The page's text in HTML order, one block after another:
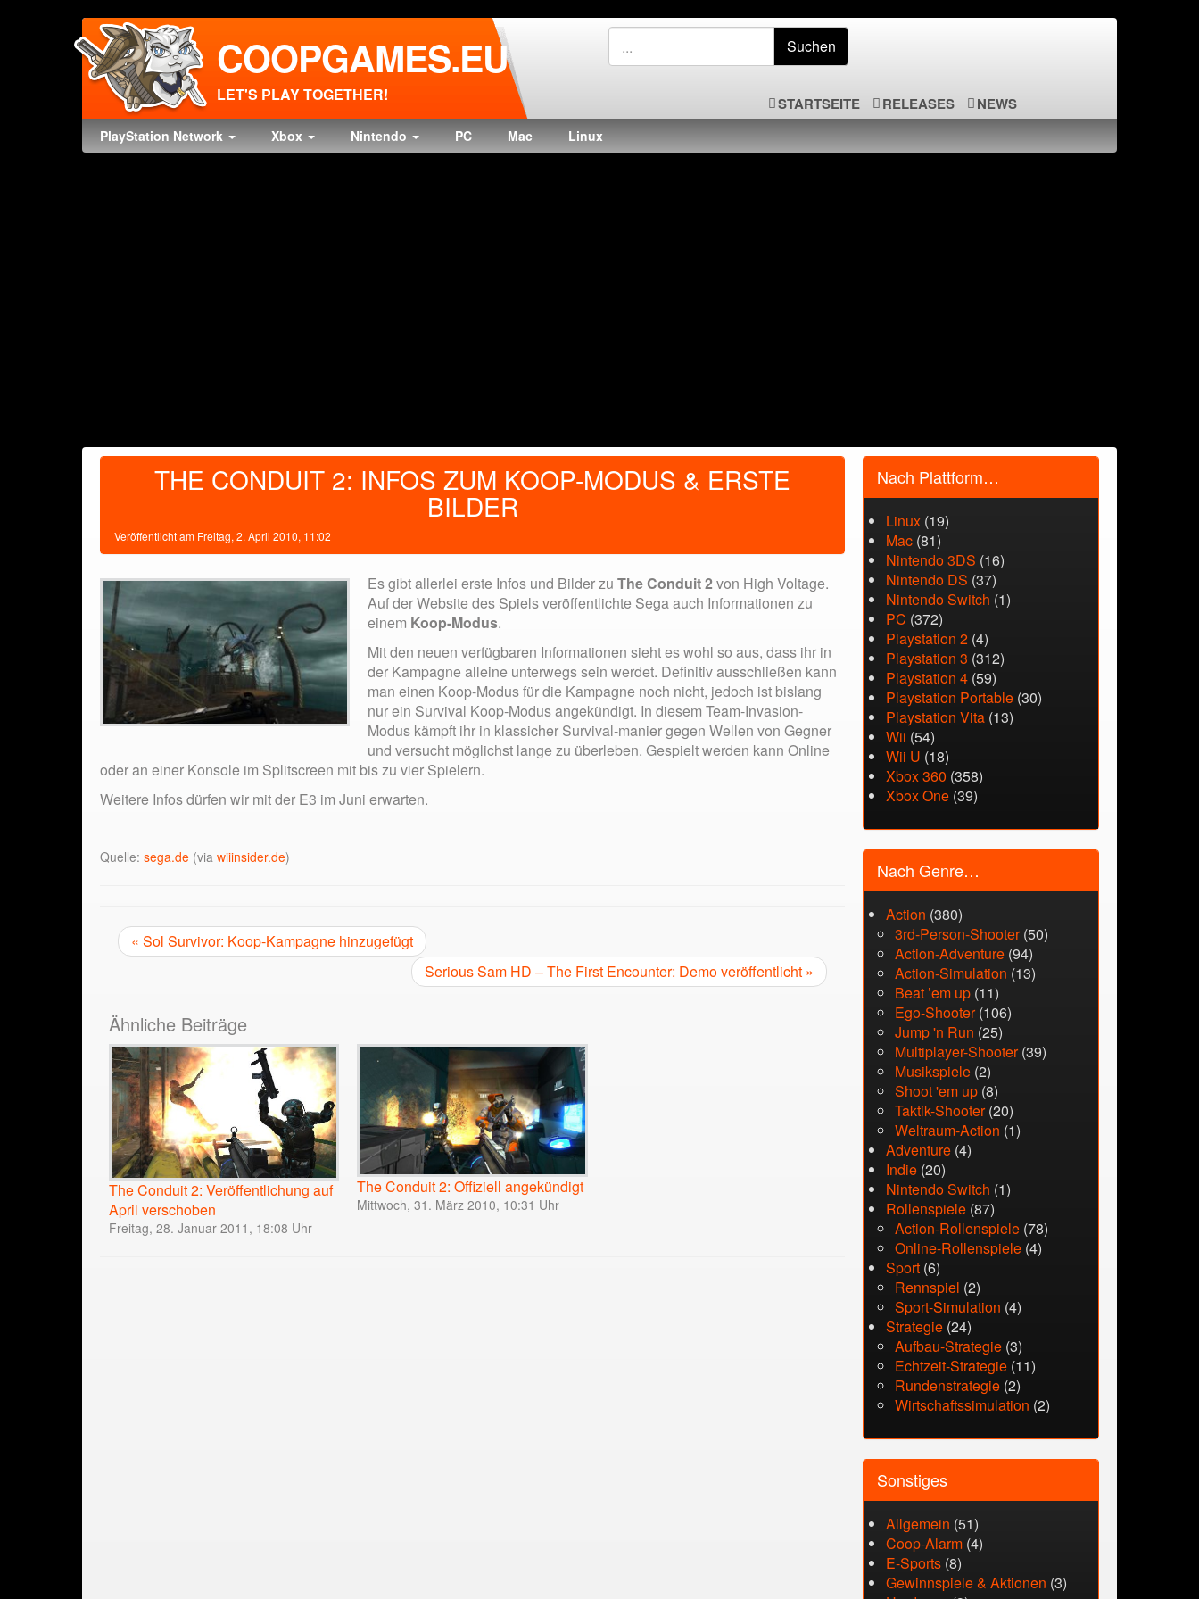
COOPGAMES.EU
LET'S PLAY TOGETHER! STARTSEITE RELEASES NEWS
PlayStation Network Xbox Nintendo PC Mac Linux
THE CONDUIT 2: INFOS ZUM KOOP-MODUS & ERSTE
BILDER
Veröffentlicht am Freitag, 2. April 2010, 11:02
Es gibt allerlei erste Infos und Bilder zu The Conduit 2 von High Voltage.
Auf der Website des Spiels veröffentlichte Sega auch Informationen zu
einem Koop-Modus.
Mit den neuen verfügbaren Informationen sieht es wohl so aus, dass ihr in
der Kampagne alleine unterwegs sein werdet. Definitiv ausschließen kann
man einen Koop-Modus für die Kampagne noch nicht, jedoch ist bislang
nur ein Survival Koop-Modus angekündigt. In diesem Team-Invasion-
Modus kämpft ihr in klassicher Survival-manier gegen Wellen von Gegner
und versucht möglichst lange zu überleben. Gespielt werden kann Online
oder an einer Konsole im Splitscreen mit bis zu vier Spielern.
Weitere Infos dürfen wir mit der E3 im Juni erwarten.
Quelle: sega.de (via wiiinsider.de)
« Sol Survivor: Koop-Kampagne hinzugefügt
Serious Sam HD – The First Encounter: Demo veröffentlicht »
Ähnliche Beiträge
The Conduit 2: Veröffentlichung auf
April verschoben
Freitag, 28. Januar 2011, 18:08 Uhr
The Conduit 2: Offiziell angekündigt
Mittwoch, 31. März 2010, 10:31 Uhr
Nach Plattform…
Linux (19)
Mac (81)
Nintendo 3DS (16)
Nintendo DS (37)
Nintendo Switch (1)
PC (372)
Playstation 2 (4)
Playstation 3 (312)
Playstation 4 (59)
Playstation Portable (30)
Playstation Vita (13)
Wii (54)
Wii U (18)
Xbox 360 (358)
Xbox One (39)
Nach Genre…
Action (380)
3rd-Person-Shooter(50)
Action-Adventure (94)
Action-Simulation (13)
Beat ’em up (11)
Ego-Shooter(106)
Jump 'n Run (25)
Multiplayer-Shooter(39)
Musikspiele (2)
Shoot 'em up (8)
Taktik-Shooter(20)
Weltraum-Action (1)
Adventure (4)
Indie (20)
Nintendo Switch (1)
Rollenspiele (87)
Action-Rollenspiele (78)
Online-Rollenspiele (4)
Sport (6)
Rennspiel (2)
Sport-Simulation (4)
Strategie (24)
Aufbau-Strategie (3)
Echtzeit-Strategie (11)
Rundenstrategie (2)
Wirtschaftssimulation (2)
Sonstiges
Allgemein (51)
Coop-Alarm (4)
E-Sports (8)
Gewinnspiele & Aktionen (3)